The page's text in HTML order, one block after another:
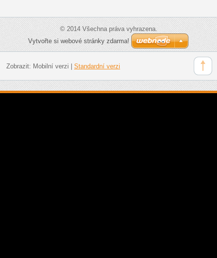
© 2014 Všechna práva vyhrazena.
Vytvořte si webové stránky zdarma!
Zobrazit: Mobilní verzi Standardní verzi